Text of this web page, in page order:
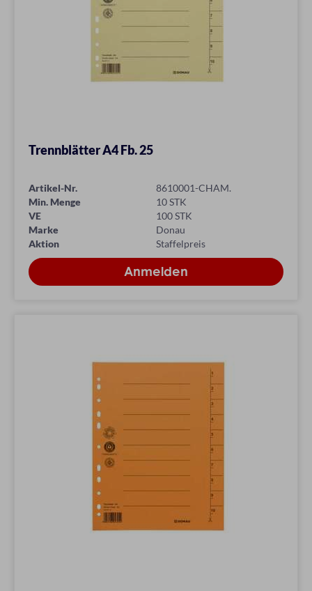
Trennblätter A4 Fb. 25
Artikel-Nr.
8610001-CHAM.
Min. Menge
10 STK
VE
100 STK
Marke
Donau
Aktion
Staffelpreis